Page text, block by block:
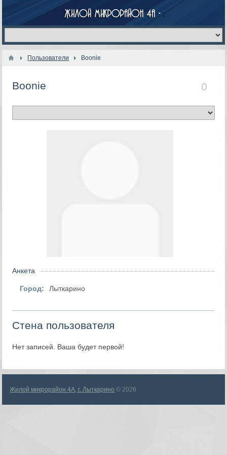
Пользователи Boonie
0
Boonie
Анкета
Город: Лыткарино
Стена пользователя
Нет записей. Ваша будет первой!
Жилой микрорайон 4А, г. Лыткарино © 2026